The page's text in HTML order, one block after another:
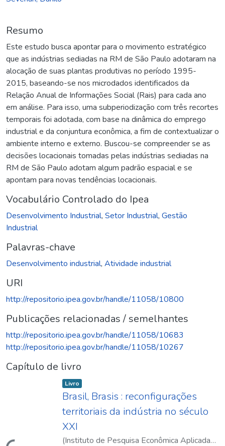
Resumo
Este estudo busca apontar para o movimento estratégico
que as indústrias sediadas na RM de São Paulo adotaram na
alocação de suas plantas produtivas no período 1995-
2015, baseando-se nos microdados identificados da
Relação Anual de Informações Social (Rais) para cada ano
em análise. Para isso, uma subperiodização com três recortes
temporais foi adotada, com base na dinâmica do emprego
industrial e da conjuntura econômica, a fim de contextualizar o
ambiente interno e externo. Buscou-se compreender se as
decisões locacionais tomadas pelas indústrias sediadas na
RM de São Paulo adotam algum padrão espacial e se
apontam para novas tendências locacionais.
Vocabulário Controlado do Ipea
Desenvolvimento Industrial, Setor Industrial, Gestão
Industrial
Palavras-chave
Desenvolvimento industrial, Atividade industrial
URI
http://repositorio.ipea.gov.br/handle/11058/10800
Publicações relacionadas / semelhantes
http://repositorio.ipea.gov.br/handle/11058/10683
http://repositorio.ipea.gov.br/handle/11058/10267
Capítulo de livro
Item type:
Livro ,
Brasil, Brasis : reconfigurações
territoriais da indústria no século
XXI
(Instituto de Pesquisa Econômica Aplicada